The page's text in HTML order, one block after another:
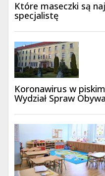
Które maseczki są
specjalistę
Koronawirus w
Wydział Spraw